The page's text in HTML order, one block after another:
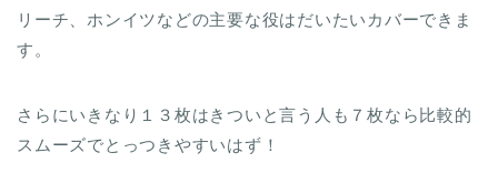
リーチ、ホンイツなどの主要な役はだいたいカバーできま
す。
さらにいきなり１３枚はきついと言う人も７枚なら比較的
スムーズでとっつきやすいはず！